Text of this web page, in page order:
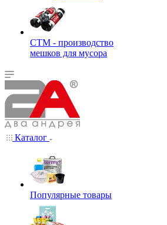
СТМ - производство
мешков для мусора
Каталог
Популярные товары